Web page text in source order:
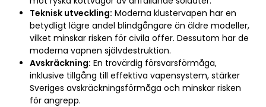
Teknisk utveckling: Moderna klustervapen har en
betydligt lägre andel blindgångare än äldre modeller,
vilket minskar risken för civila offer. Dessutom har de
moderna vapnen självdestruktion.
Avskräckning: En trovärdig försvarsförmåga,
inklusive tillgång till effektiva vapensystem, stärker
Sveriges avskräckningsförmåga och minskar risken
för angrepp.